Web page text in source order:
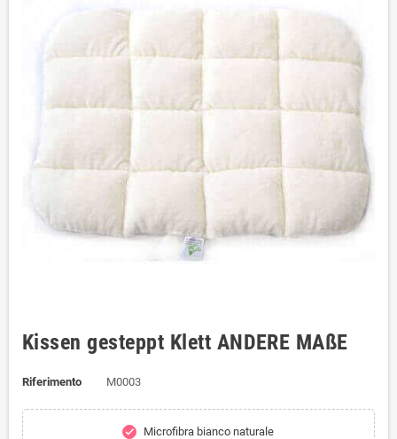
Kissen gesteppt Klett ANDERE MAßE
Riferimento M0003
check
Microfibra bianco naturale